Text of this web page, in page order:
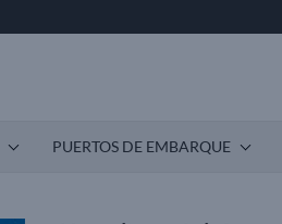
PUERTOS DE EMBARQUE